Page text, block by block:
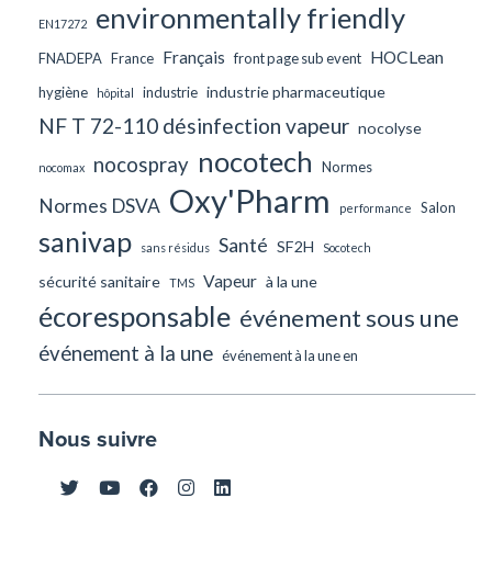
EN17272 environmentally friendly
FNADEPA France Français front page sub event HOCLean
hygiène hôpital industrie industrie pharmaceutique
NF T 72-110 désinfection vapeur nocolyse
nocomax nocospray nocotech Normes
Normes DSVA Oxy'Pharm performance Salon
sanivap sans résidus Santé SF2H Socotech
sécurité sanitaire TMS Vapeur à la une
écoresponsable événement sous une
événement à la une événement à la une en
Nous suivre